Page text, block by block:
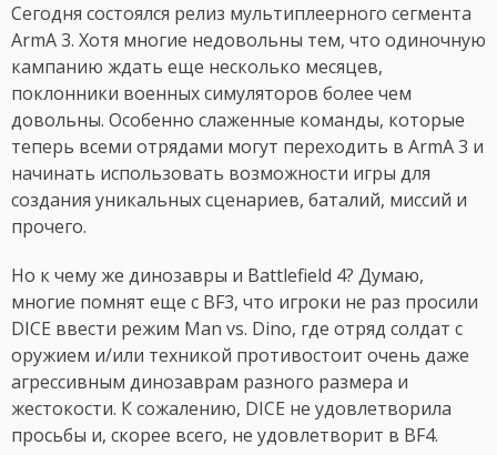
Сегодня состоялся релиз мультиплеерного сегмента
ArmA 3. Хотя многие недовольны тем, что одиночную
кампанию ждать еще несколько месяцев,
поклонники военных симуляторов более чем
довольны. Особенно слаженные команды, которые
теперь всеми отрядами могут переходить в ArmA 3 и
начинать использовать возможности игры для
создания уникальных сценариев, баталий, миссий и
прочего.
Но к чему же динозавры и Battlefield 4? Думаю,
многие помнят еще с BF3, что игроки не раз просили
DICE ввести режим Man vs. Dino, где отряд солдат с
оружием и/или техникой противостоит очень даже
агрессивным динозаврам разного размера и
жестокости. К сожалению, DICE не удовлетворила
просьбы и, скорее всего, не удовлетворит в BF4.